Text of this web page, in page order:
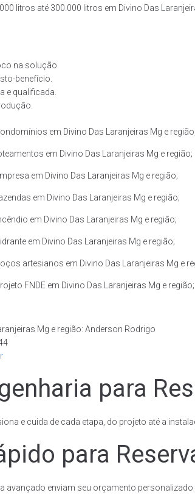
litros até 300.000 litros em Divino Das
na solução.
benefício.
e qualificada.
em Divino Das Laranjeiras Mg e região;
em Divino Das Laranjeiras Mg e região;
em Divino Das Laranjeiras Mg e região;
em Divino Das Laranjeiras Mg e região;
em Divino Das Laranjeiras Mg e região;
em Divino Das Laranjeiras Mg e região;
artesianos em Divino Das Laranjeiras Mg e
FNDE em Divino Das Laranjeiras Mg e região;
Mg e região: Anderson Rodrigo
para
e cuida de cada etapa, do projeto até a
para
avançado enviam seu orçamento personalizado